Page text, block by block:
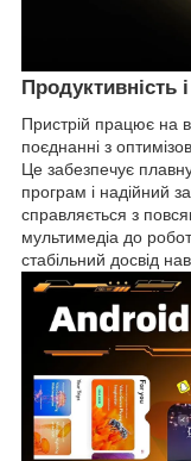
Продуктивність
Пристрій працює на
поєднанні з
Це забезпечує
програм і надійний
справляється з
мультимедіа до
стабільний досвід